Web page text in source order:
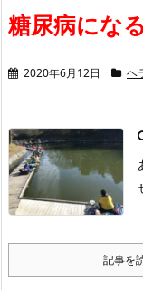
糖尿病にな
2020年6月12日 ヘ
記事を